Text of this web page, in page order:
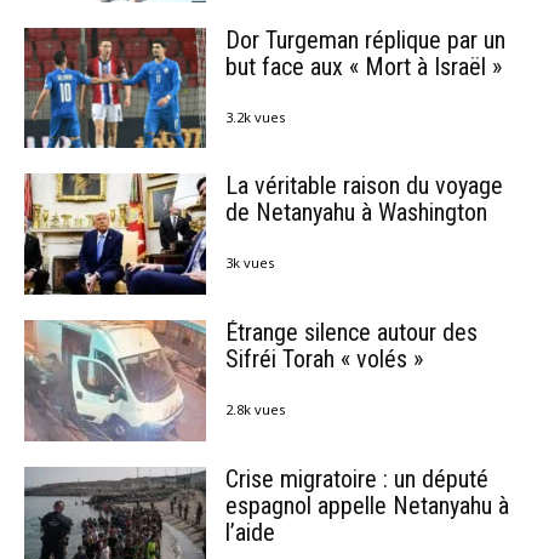
Dor Turgeman réplique par un
but face aux « Mort à Israël »
3.2k vues
La véritable raison du voyage
de Netanyahu à Washington
3k vues
Étrange silence autour des
Sifréi Torah « volés »
2.8k vues
Crise migratoire : un député
espagnol appelle Netanyahu à
l’aide